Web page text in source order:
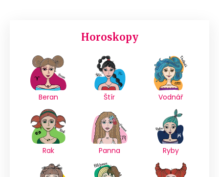
Horoskopy
Beran Štír Vodnář
Rak Panna Ryby